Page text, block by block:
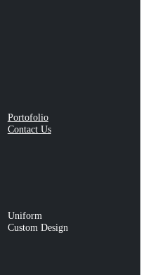
Portofolio
Contact Us
Uniform
Custom Design